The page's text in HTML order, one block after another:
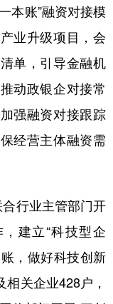
本账”融资对接模
业升级项目，会
单，引导金融机
动政银企对接常
强融资对接跟踪
经营主体融资需
行业主管部门开
建立“科技型企
账，做好科技创新
关企业428户，